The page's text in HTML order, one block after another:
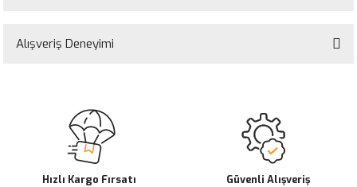
yetersiz gördüğünüz noktaları öneri formunu kullanarak tarafımıza
Ürün resmi kalitesiz, bozuk veya görüntülenemiyor.
Ürün açıklamasında eksik bilgiler bulunuyor.
Ürün bilgilerinde hatalar bulunuyor.
Ürün fiyatı diğer sitelerden daha pahalı.
Alışveriş Deneyimi
Hızlı Kargo Fırsatı Güvenli Alışveriş